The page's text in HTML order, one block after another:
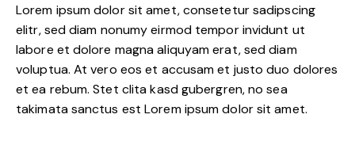
Lorem ipsum dolor sit amet, consetetur sadipscing
elitr, sed diam nonumy eirmod tempor invidunt ut
labore et dolore magna aliquyam erat, sed diam
voluptua. At vero eos et accusam et justo duo dolores
et ea rebum. Stet clita kasd gubergren, no sea
takimata sanctus est Lorem ipsum dolor sit amet.